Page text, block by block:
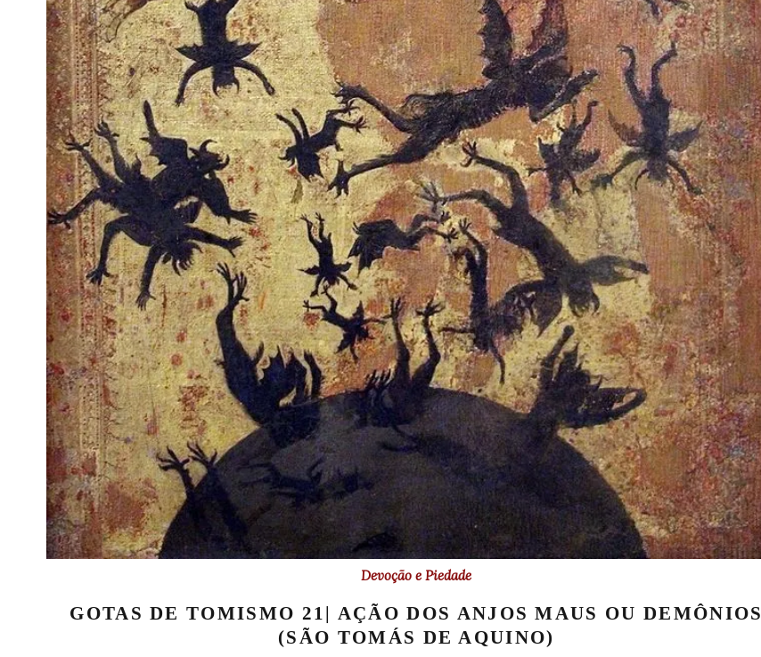
Devoção e Piedade
GOTAS DE TOMISMO 21| AÇÃO DOS ANJOS MAUS OU DEMÔNIOS
(SÃO TOMÁS DE AQUINO)